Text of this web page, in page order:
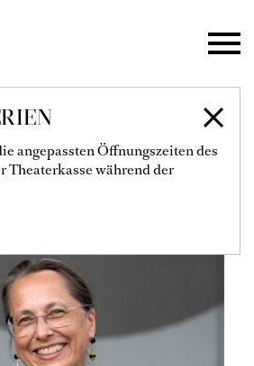
springen
angepassten Öffnungszeiten des
Theaterkasse während der
CHAUMET
Ballett am Rhein